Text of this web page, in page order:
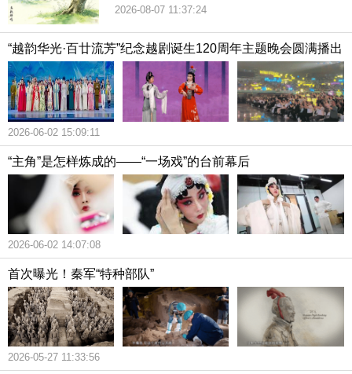
2026-08-07 11:37:24
“越韵华光·百廿流芳”纪念越剧诞生120周年主题晚会圆满播出
2026-06-02 15:09:11
“主角”是怎样炼成的——“一场戏”的台前幕后
2026-06-02 14:07:08
首次曝光！秦军“特种部队”
2026-05-27 11:33:56